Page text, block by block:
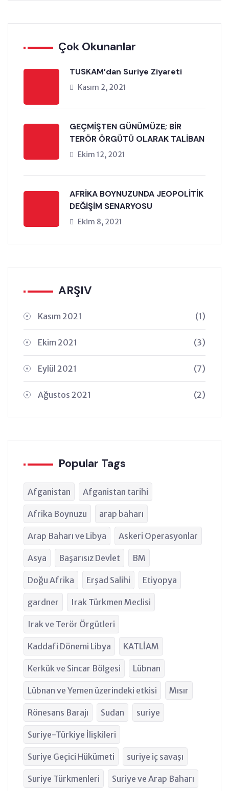
Çok Okunanlar
TUSKAM’dan Suriye Ziyareti
Kasım 2, 2021
GEÇMİŞTEN GÜNÜMÜZE; BİR
TERÖR ÖRGÜTÜ OLARAK TALİBAN
Ekim 12, 2021
AFRİKA BOYNUZUNDA JEOPOLİTİK
DEĞİŞİM SENARYOSU
Ekim 8, 2021
ARŞIV
Kasım 2021 (1)
Ekim 2021 (3)
Eylül 2021 (7)
Ağustos 2021 (2)
Popular Tags
Afganistan Afganistan tarihi
Afrika Boynuzu arap baharı
Arap Baharı ve Libya Askeri Operasyonlar
Asya Başarısız Devlet BM
Doğu Afrika Erşad Salihi Etiyopya
gardner Irak Türkmen Meclisi
Irak ve Terör Örgütleri
Kaddafi Dönemi Libya KATLİAM
Kerkük ve Sincar Bölgesi Lübnan
Lübnan ve Yemen üzerindeki etkisi Mısır
Rönesans Barajı Sudan suriye
Suriye-Türkiye İlişkileri
Suriye Geçici Hükümeti suriye iç savaşı
Suriye Türkmenleri Suriye ve Arap Baharı